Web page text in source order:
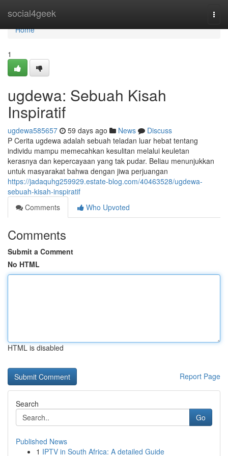
social4geek
Home
Home
1
ugdewa: Sebuah Kisah
Inspiratif
ugdewa585657 59 days ago News
Discuss
P Cerita ugdewa adalah sebuah teladan luar hebat tentang
individu mampu memecahkan kesulitan melalui keuletan
kerasnya dan kepercayaan yang tak pudar. Beliau menunjukkan
untuk masyarakat bahwa dengan jiwa perjuangan
https://jadaquhg259929.estate-blog.com/40463528/ugdewa-
sebuah-kisah-inspiratif
Comments
Who Upvoted
Comments
Submit a Comment
No HTML
HTML is disabled
Report Page
Search
Go
Published News
1 IPTV in South Africa: A detailed Guide